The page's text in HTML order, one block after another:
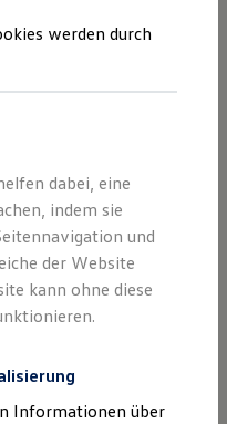
Volkswagen
sind.
werden durch
dabei, eine
indem sie
und
der Website
kann ohne diese
Informationen über